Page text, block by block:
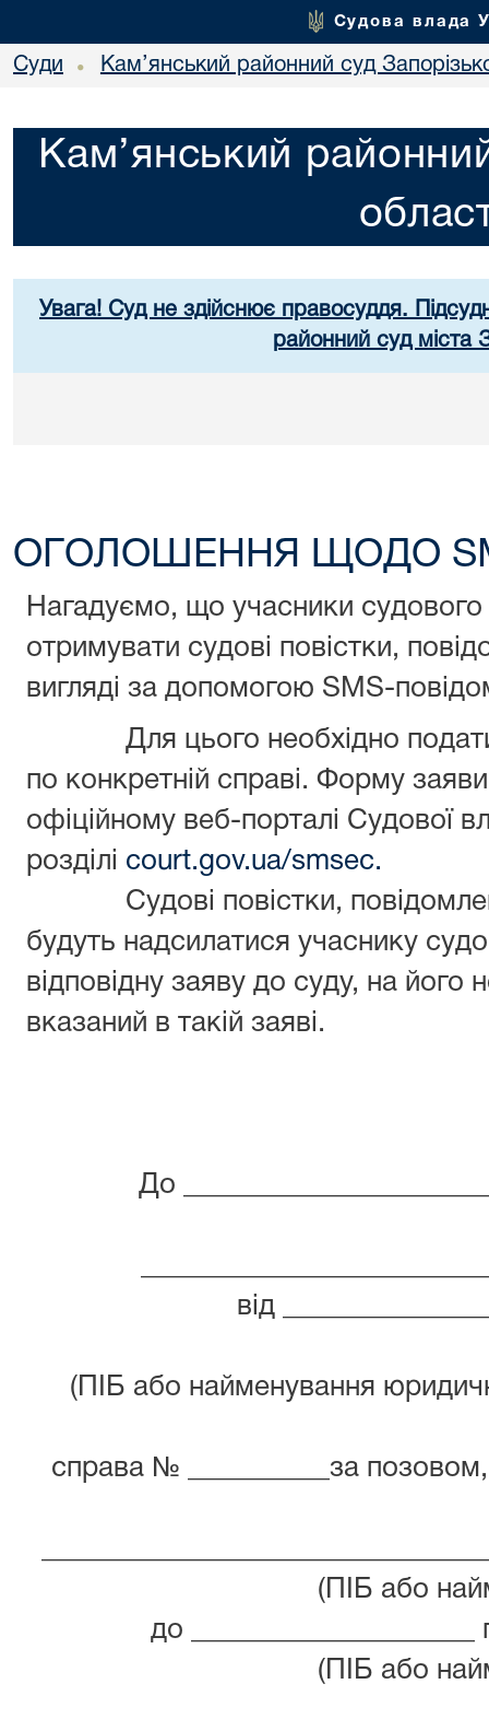
Судова влада
Суди • Кам’янський районний суд
Кам’янський
Увага! Суд не здійснює правосуддя.
районний суд міста
ОГОЛОШЕННЯ ЩОДО
Нагадуємо, що учасники
отримувати судові повістки,
вигляді за допомогою SMS-
Для цього необхідно
по конкретній справі. Форму
офіційному веб-порталі Судової
розділі court.gov.ua/smsec.
Судові повістки,
будуть надсилатися учаснику
відповідну заяву до суду, на
вказаний в такій заяві.
До
від
(ПІБ або найменування
справа № __________за
(ПІБ або
до ____________________
(ПІБ або